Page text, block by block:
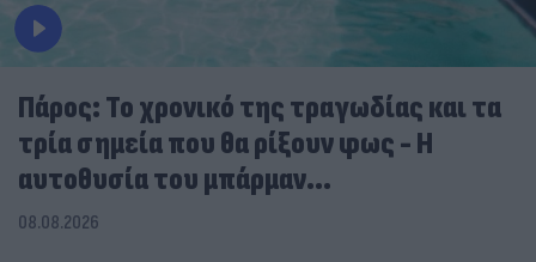
Πάρος: Το χρονικό της τραγωδίας και τα
τρία σημεία που θα ρίξουν φως - Η
αυτοθυσία του μπάρμαν...
08.08.2026